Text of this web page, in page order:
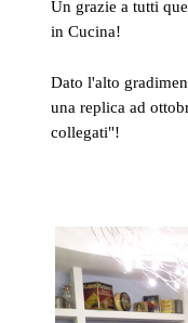
Un grazie a tutti
in Cucina!
Dato l'alto
una replica ad
collegati"!